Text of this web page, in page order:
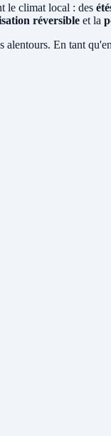
le climat local : des
réversible et la
alentours. En tant